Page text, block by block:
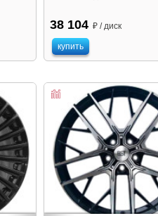
38 104 ₽ / диск
купить